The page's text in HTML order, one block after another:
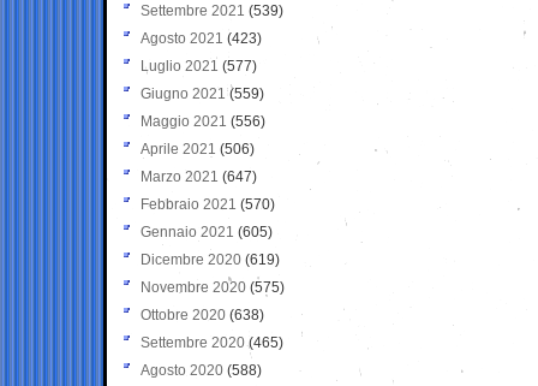
Settembre 2021 (539)
Agosto 2021 (423)
Luglio 2021 (577)
Giugno 2021(559)
Maggio 2021 (556)
Aprile 2021 (506)
Marzo 2021 (647)
Febbraio 2021 (570)
Gennaio 2021 (605)
Dicembre 2020 (619)
Novembre 2020 (575)
Ottobre 2020 (638)
Settembre 2020(465)
Agosto 2020 (588)